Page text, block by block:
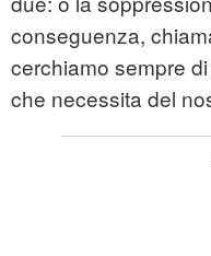
conseguenza,
cerchiamo sempre
che necessita del